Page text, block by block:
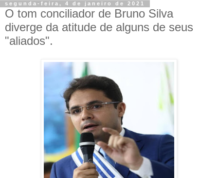
segunda-feira, 4 de janeiro de 2021
O tom conciliador de Bruno Silva
diverge da atitude de alguns de seus
"aliados".